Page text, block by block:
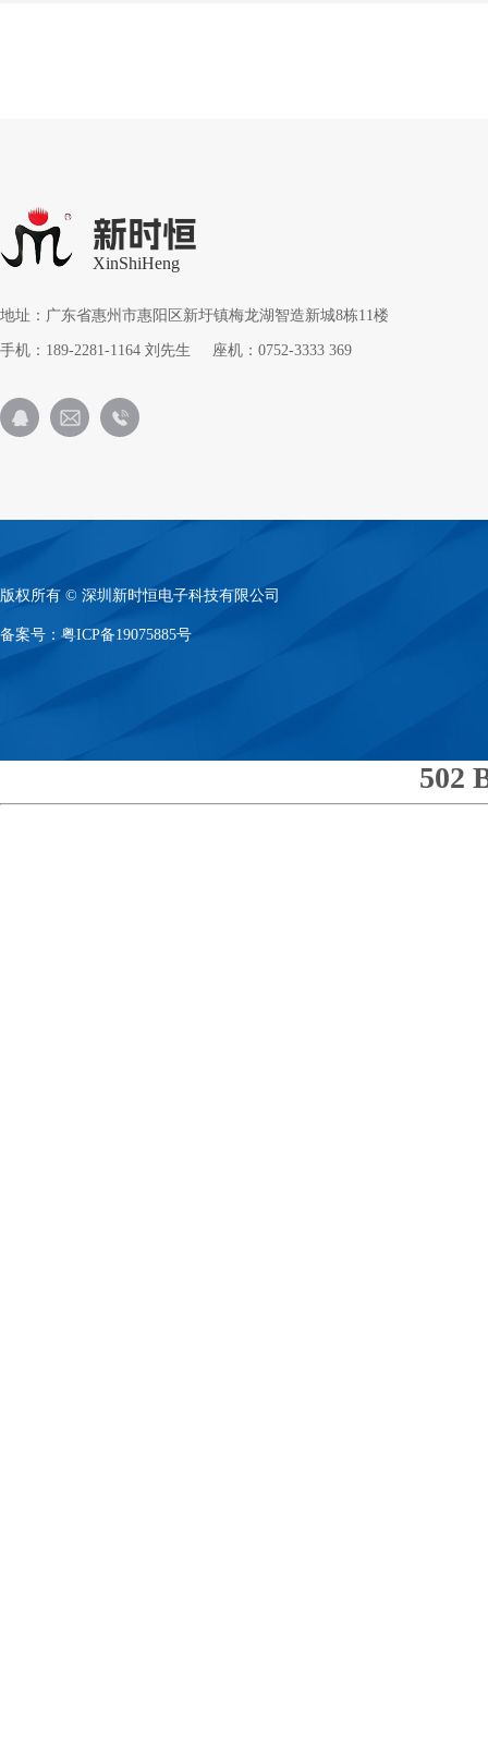
新时恒
XinShiHeng
地址：广东省惠州市惠阳区新圩镇梅龙湖智造新城8栋11楼
手机：189-2281-1164 刘先生 座机：0752-3333 369
版权所有 © 深圳新时恒电子科技有限公司
备案号： 粤ICP备19075885号
502